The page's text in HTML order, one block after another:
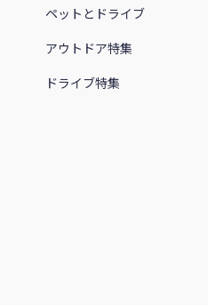
ペットとドライブ
アウトドア特集
ドライブ特集